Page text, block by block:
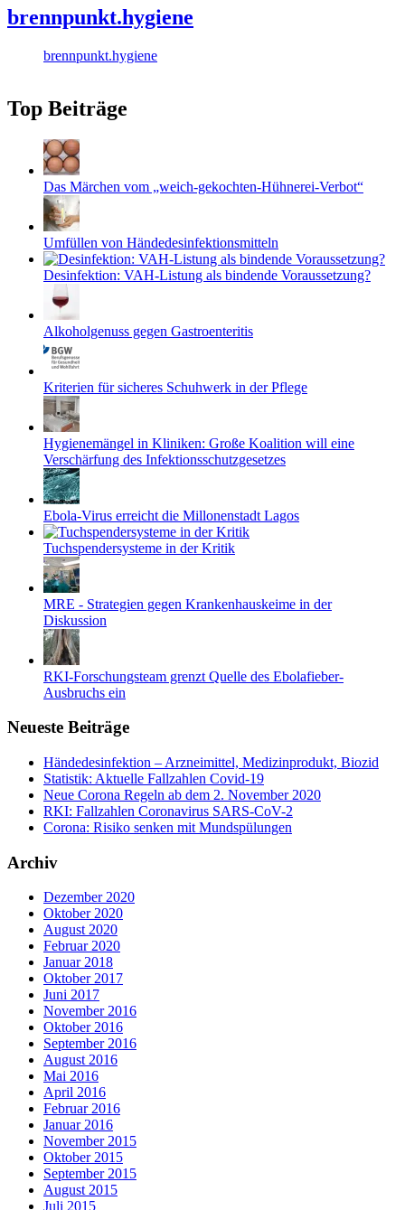
brennpunkt.hygiene
brennpunkt.hygiene
Top Beiträge
Das Märchen vom „weich-gekochten-Hühnerei-Verbot“
Umfüllen von Händedesinfektionsmitteln
Desinfektion: VAH-Listung als bindende Voraussetzung?
Alkoholgenuss gegen Gastroenteritis
Kriterien für sicheres Schuhwerk in der Pflege
Hygienemängel in Kliniken: Große Koalition will eine
Verschärfung des Infektionsschutzgesetzes
Ebola-Virus erreicht die Millonenstadt Lagos
Tuchspendersysteme in der Kritik
MRE - Strategien gegen Krankenhauskeime in der
Diskussion
RKI-Forschungsteam grenzt Quelle des Ebolafieber-
Ausbruchs ein
Neueste Beiträge
Händedesinfektion – Arzneimittel, Medizinprodukt, Biozid
Statistik: Aktuelle Fallzahlen Covid-19
Neue Corona Regeln ab dem 2. November 2020
RKI: Fallzahlen Coronavirus SARS-CoV-2
Corona: Risiko senken mit Mundspülungen
Archiv
Dezember 2020
Oktober 2020
August 2020
Februar 2020
Januar 2018
Oktober 2017
Juni 2017
November 2016
Oktober 2016
September 2016
August 2016
Mai 2016
April 2016
Februar 2016
Januar 2016
November 2015
Oktober 2015
September 2015
August 2015
Juli 2015